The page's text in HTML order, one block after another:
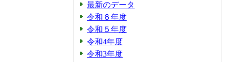
最新のデータ
令和６年度
令和５年度
令和4年度
令和3年度